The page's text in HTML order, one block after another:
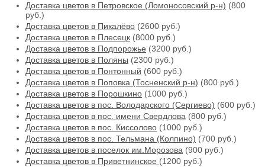
Доставка цветов в Петровское (Ломоносовский р-н) (800
руб.)
Доставка цветов в Пикалёво (2600 руб.)
Доставка цветов в Плесецк (8000 руб.)
Доставка цветов в Подпорожье (3200 руб.)
Доставка цветов в Поляны (2300 руб.)
Доставка цветов в Понтонный (600 руб.)
Доставка цветов в Поповка (Тосненский р-н) (800 руб.)
Доставка цветов в Порошкино (1000 руб.)
Доставка цветов в пос. Володарского (Сергиево) (600 руб.)
Доставка цветов в пос. имени Свердлова (800 руб.)
Доставка цветов в пос. Киссолово (1000 руб.)
Доставка цветов в пос. Тельмана (Колпино) (700 руб.)
Доставка цветов в поселок им.Морозова (900 руб.)
Доставка цветов в Приветнинское (1200 руб.)